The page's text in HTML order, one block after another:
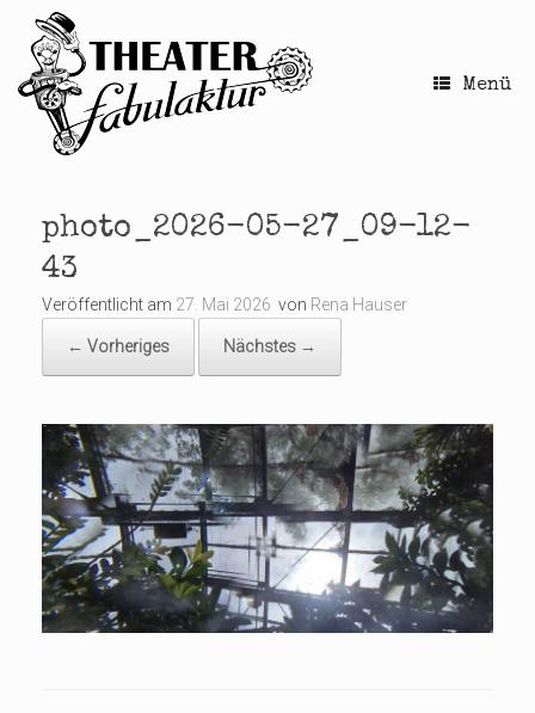
springen
Menü
photo_2026-05-27_09-12-
43
Veröffentlicht am 27. Mai 2026 von Rena Hauser
← Vorheriges Nächstes →